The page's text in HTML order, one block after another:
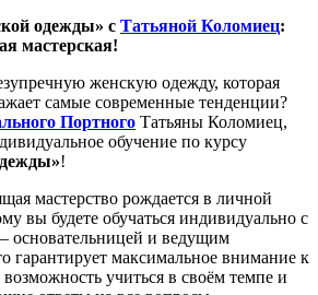
одежды» с Татьяной Коломиец:
мастерская!
женскую одежду, которая
самые современные тенденции?
Портного Татьяны Коломиец,
обучение по курсу
!
мастерство рождается в личной
вы будете обучаться индивидуально с
основательницей и ведущим
гарантирует максимальное внимание к
учиться в своём темпе и